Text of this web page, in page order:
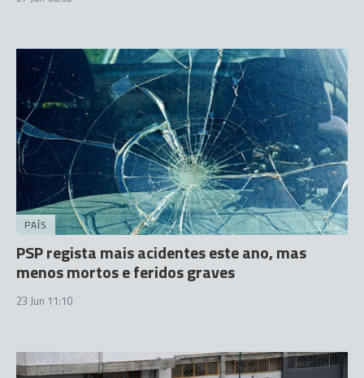
PAÍS
PSP regista mais acidentes este ano, mas
menos mortos e feridos graves
23 Jun 11:10